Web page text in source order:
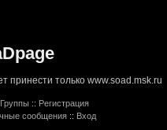
принести только www.soad.msk.ru
Группы :: Регистрация
сообщения :: Вход